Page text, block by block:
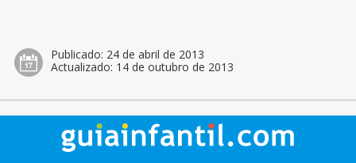
Publicado: 24 de abril de 2013
Actualizado: 14 de outubro de 2013